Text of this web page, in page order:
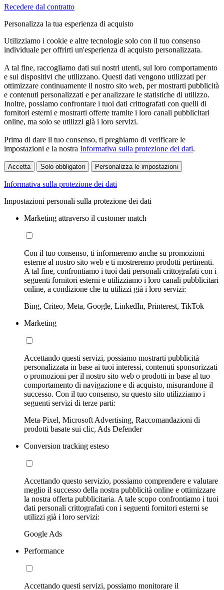
Recedere dal contratto
Personalizza la tua esperienza di acquisto
Utilizziamo i cookie e altre tecnologie solo con il tuo consenso
individuale per offrirti un'esperienza di acquisto personalizzata.
A tal fine, raccogliamo dati sui nostri utenti, sul loro comportamento
e sui dispositivi che utilizzano. Questi dati vengono utilizzati per
ottimizzare continuamente il nostro sito web, per mostrarti pubblicità
e contenuti personalizzati e per analizzare le statistiche di utilizzo.
Inoltre, possiamo confrontare i tuoi dati crittografati con quelli di
fornitori esterni e mostrarti offerte tramite i loro canali pubblicitari
online, ma solo se utilizzi già i loro servizi.
Prima di dare il tuo consenso, ti preghiamo di verificare le
impostazioni e la nostra Informativa sulla protezione dei dati.
Accetta Solo obbligatori Personalizza le impostazioni
Informativa sulla protezione dei dati
Impostazioni personali sulla protezione dei dati
Marketing attraverso il customer match
Con il tuo consenso, ti informeremo anche su promozioni
esterne al nostro sito web e ti mostreremo prodotti pertinenti.
A tal fine, confrontiamo i tuoi dati personali crittografati con i
seguenti fornitori esterni e utilizziamo i loro canali pubblicitari
online, a condizione che tu utilizzi già i loro servizi:
Bing, Criteo, Meta, Google, LinkedIn, Printerest, TikTok
Marketing
Accettando questi servizi, possiamo mostrarti pubblicità
personalizzata in base ai tuoi interessi, contenuti sponsorizzati
o promozioni per il nostro sito web o prodotti in base al tuo
comportamento di navigazione e di acquisto, misurandone il
successo. Con il tuo consenso, su questo sito utilizziamo i
seguenti servizi di terze parti:
Meta-Pixel, Microsoft Advertising, Raccomandazioni di
prodotti basate sui clic, Ads Defender
Conversion tracking esteso
Accettando questo servizio, possiamo comprendere e valutare
meglio il successo della nostra pubblicità online e ottimizzare
la nostra offerta pubblicitaria. A tale scopo confrontiamo i tuoi
dati personali crittografati con i seguenti fornitori esterni se
utilizzi già i loro servizi:
Google Ads
Performance
Accettando questi servizi, possiamo monitorare il